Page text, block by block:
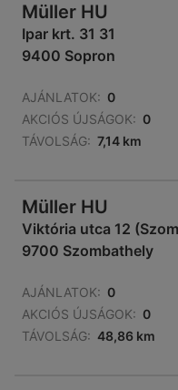
Müller HU
Ipar krt. 31 31
9400 Sopron
AJÁNLATOK: 0
AKCIÓS ÚJSÁGOK: 0
TÁVOLSÁG: 7,14 km
Müller HU
Viktória utca 12
9700 Szombathely
AJÁNLATOK: 0
AKCIÓS ÚJSÁGOK: 0
TÁVOLSÁG: 48,86 km